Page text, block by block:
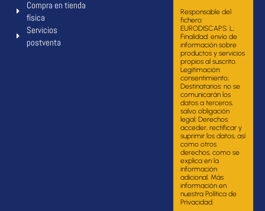
Compra en tienda
física
Servicios
postventa
Responsable del
fichero:
EURODISCAP.S. L;
Finalidad: envío de
información sobre
productos y servicios
propios al suscrito.
Legitimación:
consentimiento;
Destinatarios: no se
comunicarán los
datos a terceros,
salvo obligación
legal; Derechos:
acceder, rectificar y
suprimir los datos, así
como otros
derechos, como se
explica en la
información
adicional. Más
información en
nuestra Política de
Privacidad.